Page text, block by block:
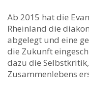
Ab 2015 hat die
Rheinland die
abgelegt und eine
die Zukunft
dazu die
Zusammenlebens